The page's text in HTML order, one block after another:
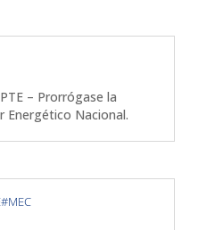
– Prorrógase la
Energético Nacional.